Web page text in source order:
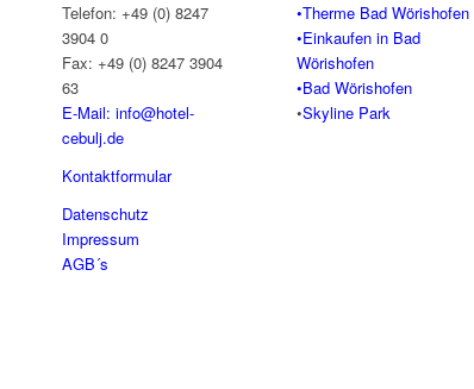
Telefon: +49 (0) 8247
3904 0
Fax: +49 (0) 8247 3904
63
E-Mail: info@hotel-
cebulj.de
Kontaktformular
Datenschutz
Impressum
AGB´s
•Therme Bad Wörishofen
•Einkaufen in Bad
Wörishofen
•Bad Wörishofen
•Skyline Park